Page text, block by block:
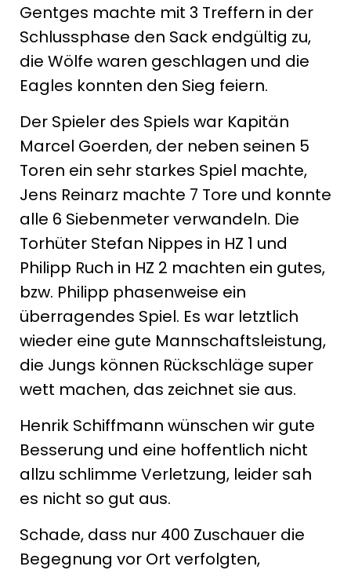
Gentges machte mit 3 Treffern in der
Schlussphase den Sack endgültig zu,
die Wölfe waren geschlagen und die
Eagles konnten den Sieg feiern.
Der Spieler des Spiels war Kapitän
Marcel Goerden, der neben seinen 5
Toren ein sehr starkes Spiel machte,
Jens Reinarz machte 7 Tore und konnte
alle 6 Siebenmeter verwandeln. Die
Torhüter Stefan Nippes in HZ 1 und
Philipp Ruch in HZ 2 machten ein gutes,
bzw. Philipp phasenweise ein
überragendes Spiel. Es war letztlich
wieder eine gute Mannschaftsleistung,
die Jungs können Rückschläge super
wett machen, das zeichnet sie aus.
Henrik Schiffmann wünschen wir gute
Besserung und eine hoffentlich nicht
allzu schlimme Verletzung, leider sah
es nicht so gut aus.
Schade, dass nur 400 Zuschauer die
Begegnung vor Ort verfolgten,